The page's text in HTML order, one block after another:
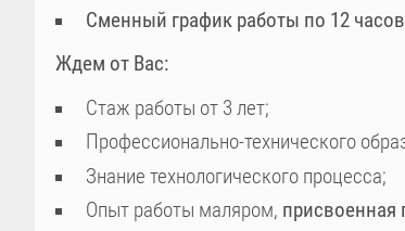
Сменный график работы по 12
Ждем от Вас:
Стаж работы от 3 лет;
Профессионально-технического
Знание технологического процесса;
Опыт работы маляром, присвоенная